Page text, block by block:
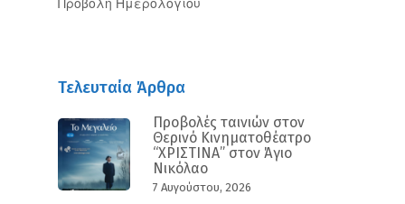
Τελευταία Άρθρα
Προβολές ταινιών στον
Θερινό Κινηματοθέατρο
“ΧΡΙΣΤΙΝΑ” στον Άγιο
Νικόλαο
7 Αυγούστου, 2026